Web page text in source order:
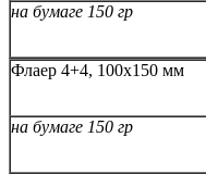
на бумаге 150 гр
Флаер 4+4, 100х150 мм
на бумаге 150 гр